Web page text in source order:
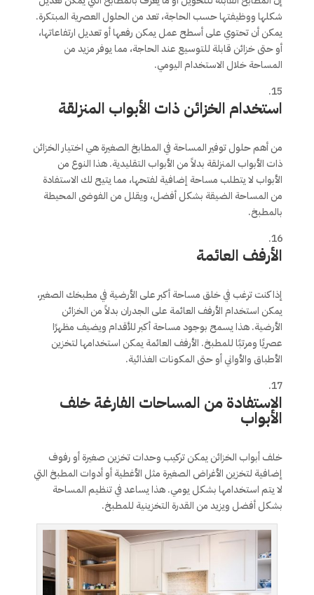
شكلها ووظيفتها حسب الحاجة، تعد من الحلول العصرية المبتكرة.
يمكن أن تحتوي على أسطح عمل يمكن رفعها أو تعديل ارتفاعاتها،
أو حتى خزائن قابلة للتوسيع عند الحاجة، مما يوفر مزيد من
المساحة خلال الاستخدام اليومي.
استخدام الخزائن ذات الأبواب المنزلقة
من أهم حلول توفير المساحة في المطابخ الصغيرة هي اختيار الخزائن
ذات الأبواب المنزلقة بدلاً من الأبواب التقليدية. هذا النوع من
الأبواب لا يتطلب مساحة إضافية لفتحها، مما يتيح لك الاستفادة
من المساحة الضيقة بشكل أفضل، ويقلل من الفوضى المحيطة
بالمطبخ.
الأرفف العائمة
إذا كنت ترغب في خلق مساحة أكبر على الأرضية في مطبخك الصغير،
يمكن استخدام الأرفف العائمة على الجدران بدلاً من الخزائن
الأرضية. هذا يسمح بوجود مساحة أكبر للأقدام ويضيف مظهرًا
عصريًا ومرتبًا للمطبخ. الأرفف العائمة يمكن استخدامها لتخزين
الأطباق والأواني أو حتى المكونات الغذائية.
الاستفادة من المساحات الفارغة خلف
الأبواب
خلف أبواب الخزائن يمكن تركيب وحدات تخزين صغيرة أو رفوف
إضافية لتخزين الأغراض الصغيرة مثل الأغطية أو أدوات المطبخ التي
لا يتم استخدامها بشكل يومي. هذا يساعد في تنظيم المساحة
بشكل أفضل ويزيد من القدرة التخزينية للمطبخ.